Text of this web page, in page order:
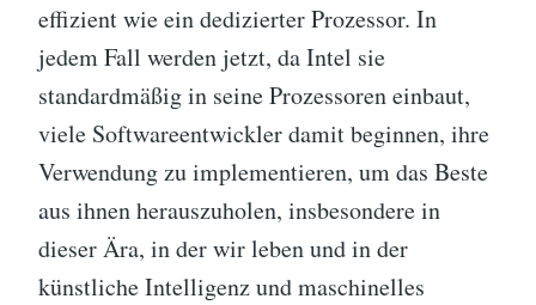
effizient wie ein dedizierter Prozessor. In
jedem Fall werden jetzt, da Intel sie
standardmäßig in seine Prozessoren einbaut,
viele Softwareentwickler damit beginnen, ihre
Verwendung zu implementieren, um das Beste
aus ihnen herauszuholen, insbesondere in
dieser Ära, in der wir leben und in der
künstliche Intelligenz und maschinelles